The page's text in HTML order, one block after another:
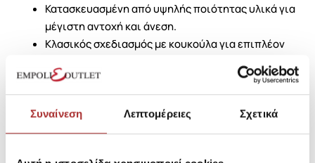
Συναίνεση Λεπτομέρειες Σχετικά
Κατασκευασμένη από υψηλής ποιότητας υλικά για
μέγιστη αντοχή και άνεση.
Κλασικός σχεδιασμός με κουκούλα για επιπλέον
Ευκολοφόρετη και ιδανική για layering με άλλα
ρούχα.
Διαθέσιμη σε διάφορα χρώματα για να ταιριάζει
με κάθε γκαρνταρόμπα.